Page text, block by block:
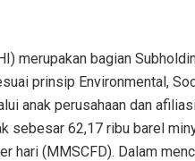
merupakan bagian
prinsip Environmental,
anak perusahaan dan
sebesar 62,17 ribu barel
hari (MMSCFD). Dalam